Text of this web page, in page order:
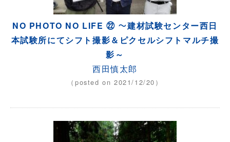
NO PHOTO NO LIFE ㉒ ～建材試験センター西日
本試験所にてシフト撮影＆ピクセルシフトマルチ撮
影～
西田慎太郎
（posted on 2021/12/20）